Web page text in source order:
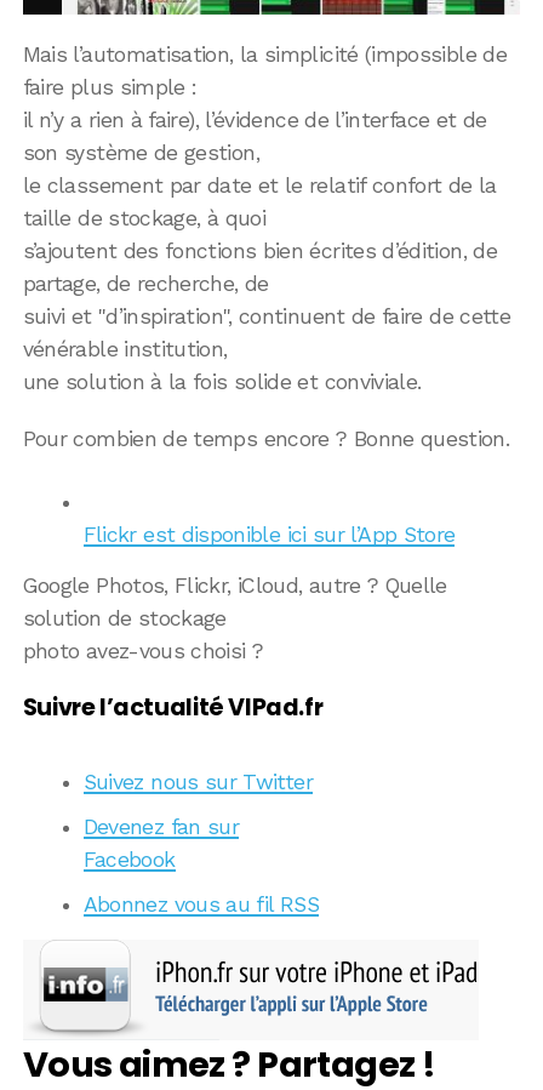
Mais l’automatisation, la simplicité (impossible de
faire plus simple :
il n’y a rien à faire), l’évidence de l’interface et de
son système de gestion,
le classement par date et le relatif confort de la
taille de stockage, à quoi
s’ajoutent des fonctions bien écrites d’édition, de
partage, de recherche, de
suivi et "d’inspiration", continuent de faire de cette
vénérable institution,
une solution à la fois solide et conviviale.
Pour combien de temps encore ? Bonne question.
Flickr est disponible ici sur l’App Store
Google Photos, Flickr, iCloud, autre ? Quelle
solution de stockage
photo avez-vous choisi ?
Suivre l’actualité VIPad.fr
Suivez nous sur Twitter
Devenez fan sur
Facebook
Abonnez vous au fil RSS
Vous aimez ? Partagez !